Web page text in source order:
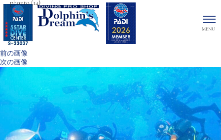
前の画像
次の画像
phonto (14)